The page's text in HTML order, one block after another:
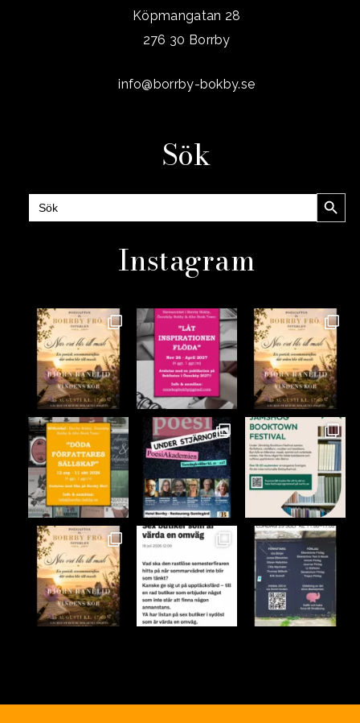
Köpmangatan 28
276 30 Borrby
info@borrby-bokby.se
Sök
Sök
efter:
Instagram